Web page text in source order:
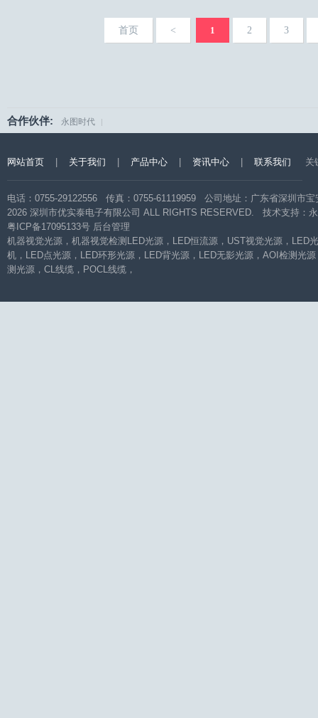
首页 < 1 2 3
合作伙伴: 永图时代 |
网站首页 关于我们 产品中心 资讯中心 联系我们 关
电话：0755-29122556 传真：0755-61119959 公司地址：广东省深圳市
2026 深圳市优实泰电子有限公司 ALL RIGHTS RESERVED. 技术支持：
粤ICP备17095133号 后台管理
机器视觉光源 ， 机器视觉检测LED光源 ， LED恒流源 ， UST视觉光源 ， LED
机 ， LED点光源 ， LED环形光源 ， LED背光源 ， LED无影光源 ， AOI检测光源
测光源 ， CL线缆 ， POCL线缆 ，